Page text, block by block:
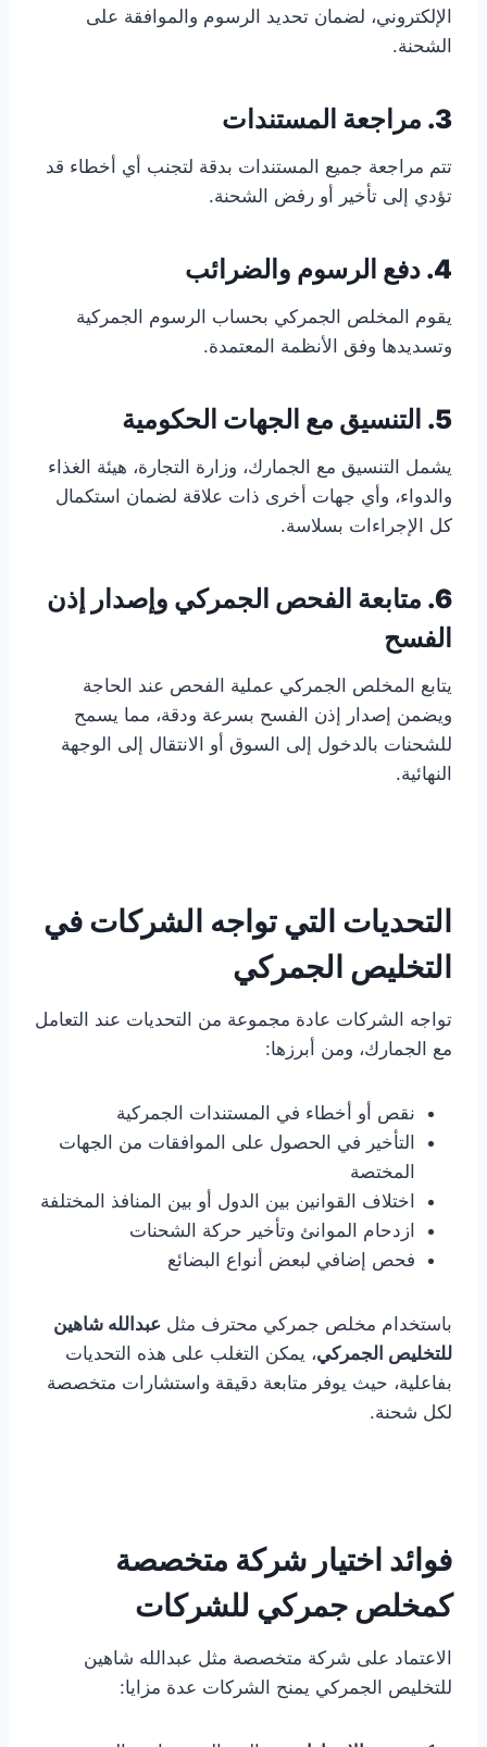
الإلكتروني، لضمان تحديد الرسوم والموافقة على
الشحنة.
3. مراجعة المستندات
تتم مراجعة جميع المستندات بدقة لتجنب أي أخطاء قد
تؤدي إلى تأخير أو رفض الشحنة.
4. دفع الرسوم والضرائب
يقوم المخلص الجمركي بحساب الرسوم الجمركية
وتسديدها وفق الأنظمة المعتمدة.
5. التنسيق مع الجهات الحكومية
يشمل التنسيق مع الجمارك، وزارة التجارة، هيئة الغذاء
والدواء، وأي جهات أخرى ذات علاقة لضمان استكمال
كل الإجراءات بسلاسة.
6. متابعة الفحص الجمركي وإصدار إذن
الفسح
يتابع المخلص الجمركي عملية الفحص عند الحاجة
ويضمن إصدار إذن الفسح بسرعة ودقة، مما يسمح
للشحنات بالدخول إلى السوق أو الانتقال إلى الوجهة
النهائية.
التحديات التي تواجه الشركات في
التخليص الجمركي
تواجه الشركات عادة مجموعة من التحديات عند التعامل
مع الجمارك، ومن أبرزها:
نقص أو أخطاء في المستندات الجمركية
التأخير في الحصول على الموافقات من الجهات
المختصة
اختلاف القوانين بين الدول أو بين المنافذ المختلفة
ازدحام الموانئ وتأخير حركة الشحنات
فحص إضافي لبعض أنواع البضائع
باستخدام مخلص جمركي محترف مثل عبدالله شاهين
للتخليص الجمركي، يمكن التغلب على هذه التحديات
بفاعلية، حيث يوفر متابعة دقيقة واستشارات متخصصة
لكل شحنة.
فوائد اختيار شركة متخصصة
كمخلص جمركي للشركات
الاعتماد على شركة متخصصة مثل عبدالله شاهين
للتخليص الجمركي يمنح الشركات عدة مزايا: